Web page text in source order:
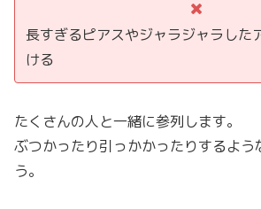
長すぎるピアスやジャラジャラした
ける
たくさんの人と一緒に参列します。
ぶつかったり引っかかったりするよう
う。